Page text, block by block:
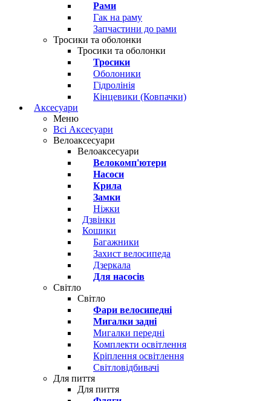
Рами
Гак на раму
Запчастини до рами
Тросики та оболонки
Тросики та оболонки
Тросики
Оболоники
Гідролінія
Кінцевики (Ковпачки)
Аксесуари
Меню
Всі Аксесуари
Велоаксесуари
Велоаксесуари
Велокомп'ютери
Насоси
Крила
Замки
Ніжки
Дзвінки
Кошики
Багажники
Захист велосипеда
Дзеркала
Для насосів
Світло
Світло
Фари велосипедні
Мигалки задні
Мигалки передні
Комплекти освітлення
Кріплення освітлення
Світловідбивачі
Для пиття
Для пиття